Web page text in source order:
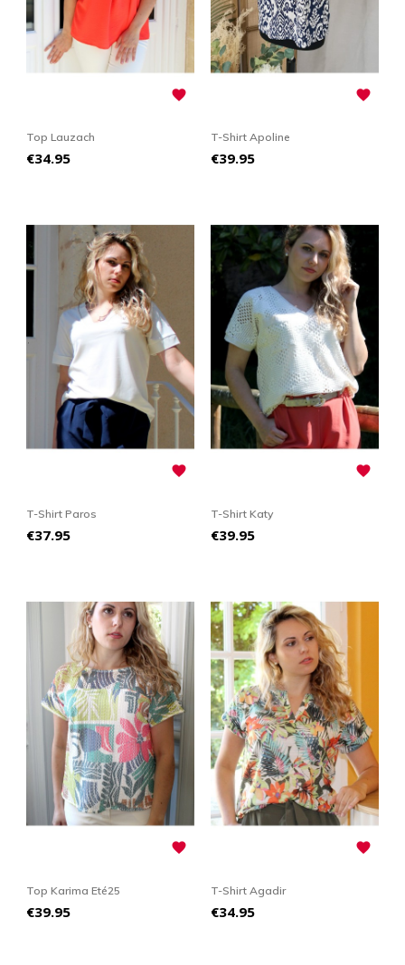

Top Lauzach
Price
€34.95

T-Shirt Apoline
Price
€39.95

T-Shirt Paros
Price
€37.95

T-Shirt Katy
Price
€39.95

Top Karima Eté25
Price
€39.95

T-Shirt Agadir
Price
€34.95